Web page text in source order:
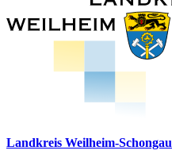
Landkreis Weilheim-Schongau